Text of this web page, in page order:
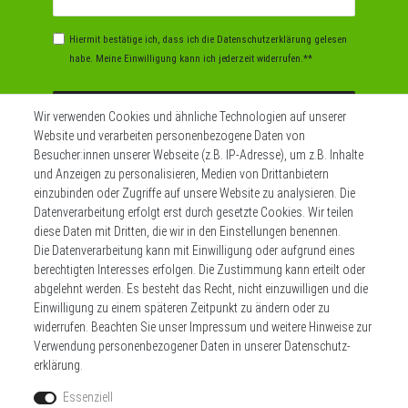
Hiermit bestätige ich, dass ich die Daten­schutz­erklärung gelesen
habe. Meine Einwilligung kann ich jederzeit widerrufen.**
** Hierbei handelt es sich um ein Pflichtfeld.
Widerrufs­recht Impressum
Daten­schutz­erklärung AGB Kontakt
Zahlen sie bequem per
Wir verwenden Cookies und ähnliche Technologien auf unserer
Website und verarbeiten personenbezogene Daten von
Besucher:innen unserer Webseite (z.B. IP-Adresse), um z.B. Inhalte
und Anzeigen zu personalisieren, Medien von Drittanbietern
einzubinden oder Zugriffe auf unsere Website zu analysieren. Die
Datenverarbeitung erfolgt erst durch gesetzte Cookies. Wir teilen
diese Daten mit Dritten, die wir in den Einstellungen benennen.
Die Datenverarbeitung kann mit Einwilligung oder aufgrund eines
berechtigten Interesses erfolgen. Die Zustimmung kann erteilt oder
abgelehnt werden. Es besteht das Recht, nicht einzuwilligen und die
Einwilligung zu einem späteren Zeitpunkt zu ändern oder zu
widerrufen. Beachten Sie unser Impressum und weitere Hinweise zur
Verwendung personenbezogener Daten in unserer Daten­schutz­
erklärung
Essenziell